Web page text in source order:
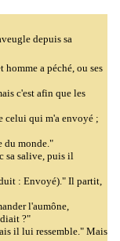
depuis sa
a péché, ou ses
c'est afin que les
celui qui m'a envoyé ;
du monde."
sa salive, puis il
: Envoyé)." Il partit,
l'aumône,
?"
il lui ressemble." Mais